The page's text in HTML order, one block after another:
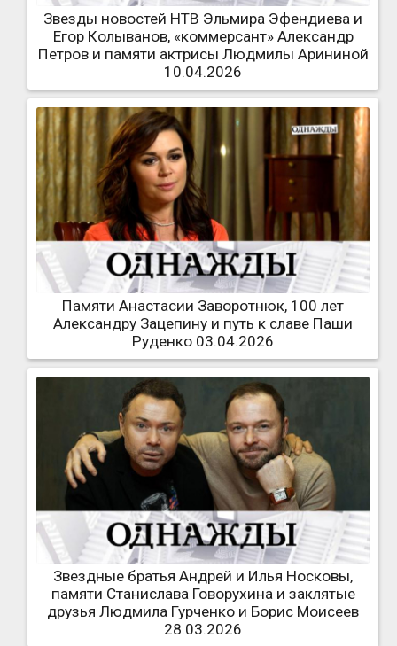
Звезды новостей НТВ Эльмира Эфендиева и
Егор Колыванов, «коммерсант» Александр
Петров и памяти актрисы Людмилы Арининой
10.04.2026
Памяти Анастасии Заворотнюк, 100 лет
Александру Зацепину и путь к славе Паши
Руденко 03.04.2026
Звездные братья Андрей и Илья Носковы,
памяти Станислава Говорухина и заклятые
друзья Людмила Гурченко и Борис Моисеев
28.03.2026